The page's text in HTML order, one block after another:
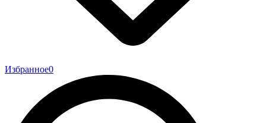
Избранное0